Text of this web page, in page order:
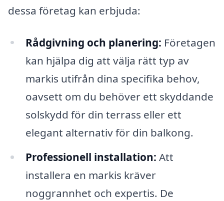
dessa företag kan erbjuda:
Rådgivning och planering: Företagen
kan hjälpa dig att välja rätt typ av
markis utifrån dina specifika behov,
oavsett om du behöver ett skyddande
solskydd för din terrass eller ett
elegant alternativ för din balkong.
Professionell installation: Att
installera en markis kräver
noggrannhet och expertis. De